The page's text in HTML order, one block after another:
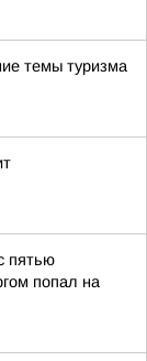
темы туризма
пятью
попал на